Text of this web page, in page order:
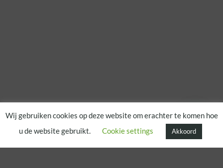
Wij gebruiken cookies op deze website om erachter te komen hoe
u de website gebruikt.
Cookie settings Akkoord